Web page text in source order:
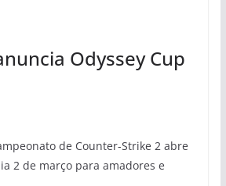
Odyssey Cup
de Counter-Strike 2 abre
2 de março para amadores e